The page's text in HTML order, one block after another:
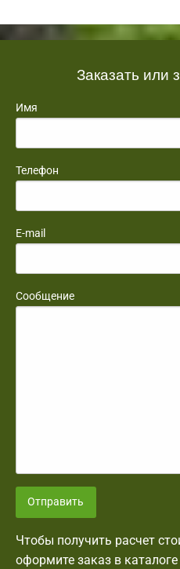
Заказать или
Имя
Телефон
E-mail
Сообщение
Отправить
Чтобы получить расчет
оформите заказ в